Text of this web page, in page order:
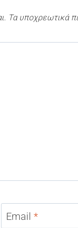
Τα υποχρεωτικά
Email *